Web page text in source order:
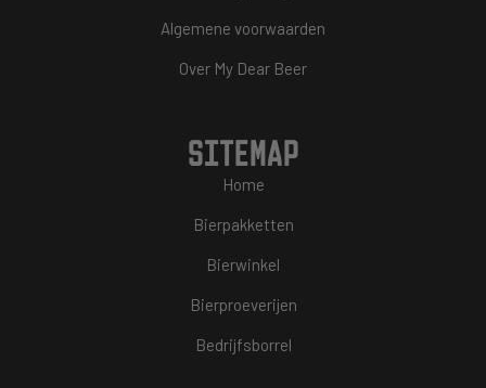
Algemene voorwaarden
Over My Dear Beer
SITEMAP
Home
Bierpakketten
Bierwinkel
Bierproeverijen
Bedrijfsborrel